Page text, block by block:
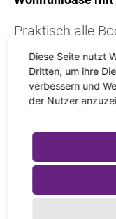
Praktisch alle
die in
werden auf ihre
Anschließend
bestimmten
so dass Sie
gewünschte
Einsatzzweck
in einem breit
Diese Seite nutzt
Dritten, um ihre
verbessern und
der Nutzer